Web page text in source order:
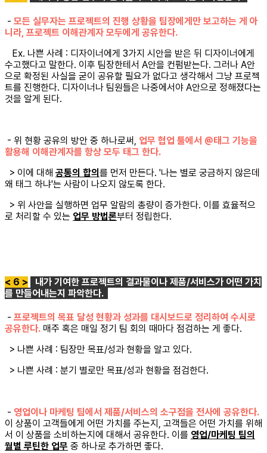
- 모든 실무자는 프로젝트의 진행 상황을 팀장에게만 보고하는 게 아
니라, 프로젝트 이해관계자 모두에게 공유한다.
Ex. 나쁜 사례 : 디자이너에게 3가지 시안을 받은 뒤 디자이너에게
수고했다고 말한다. 이후 팀장한테서 A안을 컨펌받는다. 그러나 A안
으로 확정된 사실을 굳이 공유할 필요가 없다고 생각해서 그냥 프로젝
트를 진행한다. 디자이너나 팀원들은 나중에서야 A안으로 정해졌다는
것을 알게 된다.
- 위 현황 공유의 방안 중 하나로써, 업무 협업 툴에서 @태그 기능을
활용해 이해관계자를 항상 모두 태그 한다.
> 이에 대해 공통의 합의 를 먼저 만든다. '나는 별로 궁금하지 않은데
왜 태그 하냐'는 사람이 나오지 않도록 한다.
> 위 사안을 실행하면 업무 알람의 총량이 증가한다. 이를 효율적으
로 처리할 수 있는 업무 방법론부터 정립한다.
< 6 >
내가 기여한 프로젝트의 결과물이나 제품/서비스가 어떤 가치
를 만들어내는지 파악한다.
- 프로젝트의 목표 달성 현황과 성과를 대시보드로 정리하여 수시로
공유한다. 매주 혹은 매일 정기 팀 회의 때마다 점검하는 게 좋다.
> 나쁜 사례 : 팀장만 목표/성과 현황을 알고 있다.
> 나쁜 사례 : 분기 별로만 목표/성과 현황을 점검한다.
- 영업이나 마케팅 팀에서 제품/서비스의 소구점을 전사에 공유한다.
이 상품이 고객들에게 어떤 가치를 주는지, 고객들은 어떤 가치를 위해
서 이 상품을 소비하는지에 대해서 공유한다. 이를 영업/마케팅 팀의
월별 루틴한 업무 중 하나로 추가하면 좋다.